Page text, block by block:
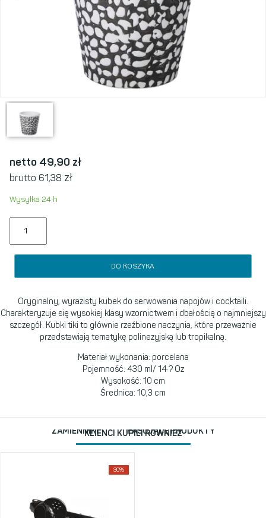
netto 49,90 zł
brutto 61,38 zł
Wysyłka 24 h
DO KOSZYKA
Oryginalny, wyrazisty kubek do serwowania napojów i cocktaili.
Charakteryzuje się wysokiej klasy wzornictwem i dbałością o najmniejszy
szczegół. Kubki tiki to głównie rzeźbione naczynia, które przeważnie
przedstawiają tematykę polinezyjską lub tropikalną.
Materiał wykonania: porcelana
Pojemność: 430 ml/ 14·? Oz
Wysokość: 10 cm
Średnica: 10,3 cm
ZAMIENNIKI PASUJĄCE PRODUKTY
KLIENCI KUPILI RÓWNIEŻ
30%